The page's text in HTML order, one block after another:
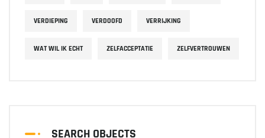
VERDIEPING VERDOOFD VERRIJKING
WAT WIL IK ECHT ZELFACCEPTATIE ZELFVERTROUWEN
SEARCH OBJECTS